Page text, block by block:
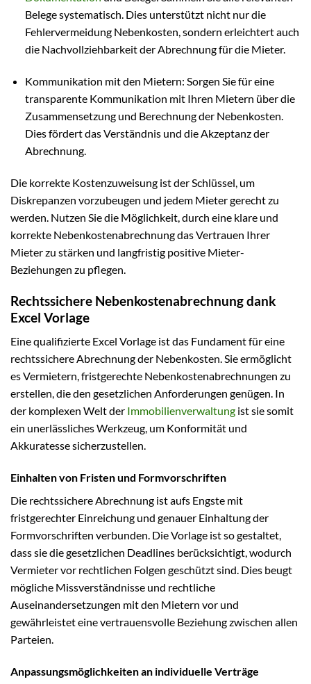
Belege systematisch. Dies unterstützt nicht nur die
Fehlervermeidung Nebenkosten, sondern erleichtert auch
die Nachvollziehbarkeit der Abrechnung für die Mieter.
Kommunikation mit den Mietern: Sorgen Sie für eine
transparente Kommunikation mit Ihren Mietern über die
Zusammensetzung und Berechnung der Nebenkosten.
Dies fördert das Verständnis und die Akzeptanz der
Abrechnung.
Die korrekte Kostenzuweisung ist der Schlüssel, um
Diskrepanzen vorzubeugen und jedem Mieter gerecht zu
werden. Nutzen Sie die Möglichkeit, durch eine klare und
korrekte Nebenkostenabrechnung das Vertrauen Ihrer
Mieter zu stärken und langfristig positive Mieter-
Beziehungen zu pflegen.
Rechtssichere Nebenkostenabrechnung dank
Excel Vorlage
Eine qualifizierte Excel Vorlage ist das Fundament für eine
rechtssichere Abrechnung der Nebenkosten. Sie ermöglicht
es Vermietern, fristgerechte Nebenkostenabrechnungen zu
erstellen, die den gesetzlichen Anforderungen genügen. In
der komplexen Welt der Immobilienverwaltung ist sie somit
ein unerlässliches Werkzeug, um Konformität und
Akkuratesse sicherzustellen.
Einhalten von Fristen und Formvorschriften
Die rechtssichere Abrechnung ist aufs Engste mit
fristgerechter Einreichung und genauer Einhaltung der
Formvorschriften verbunden. Die Vorlage ist so gestaltet,
dass sie die gesetzlichen Deadlines berücksichtigt, wodurch
Vermieter vor rechtlichen Folgen geschützt sind. Dies beugt
mögliche Missverständnisse und rechtliche
Auseinandersetzungen mit den Mietern vor und
gewährleistet eine vertrauensvolle Beziehung zwischen allen
Parteien.
Anpassungsmöglichkeiten an individuelle Verträge